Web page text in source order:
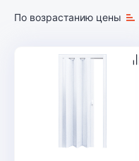
По возрастанию цены